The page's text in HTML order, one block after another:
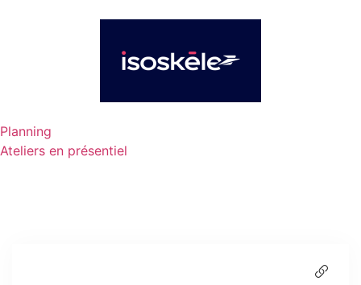
Planning
Ateliers en présentiel